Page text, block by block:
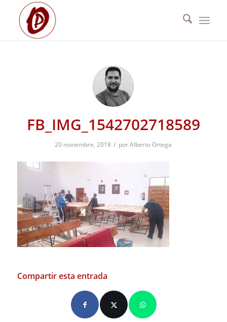
FB_IMG_1542702718589
20 noviembre, 2018 / porAlberto Ortega
Compartir esta entrada